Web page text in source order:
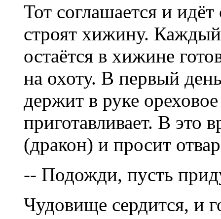
Тот соглашается и
строят хижину.
остаётся в хижине
на охоту. В первый
держит в руке
приготавливает. В это
(дракон) и просит
-- Подожди, пусть
Чудовище сердится, и